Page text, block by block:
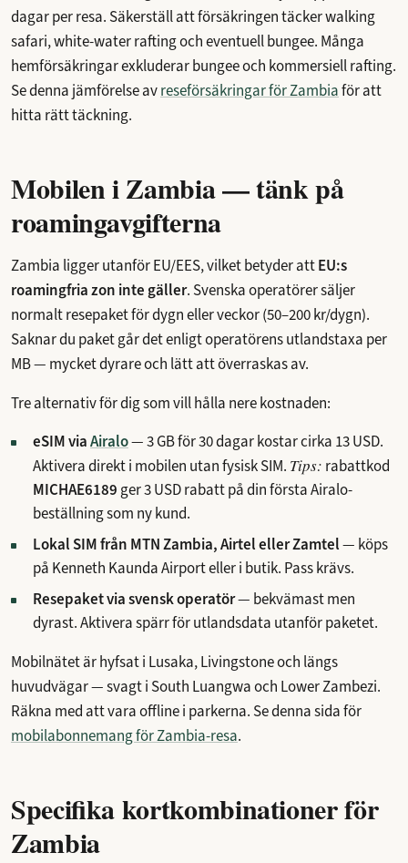
dagar per resa. Säkerställ att försäkringen täcker walking
safari, white-water rafting och eventuell bungee. Många
hemförsäkringar exkluderar bungee och kommersiell rafting.
Se denna jämförelse avreseförsäkringar för Zambiaför att
hitta rätt täckning.
Mobilen i Zambia — tänk på
roamingavgifterna
Zambia ligger utanför EU/EES, vilket betyder attEU:s
roamingfria zon inte gäller. Svenska operatörer säljer
normalt resepaket för dygn eller veckor (50–200 kr/dygn).
Saknar du paket går det enligt operatörens utlandstaxa per
MB — mycket dyrare och lätt att överraskas av.
Tre alternativ för dig som vill hålla nere kostnaden:
eSIM viaAiralo—3 GB för 30 dagar kostar cirka 13 USD.
Aktivera direkt i mobilen utan fysisk SIM. Tips: rabattkod
MICHAE6189 ger 3 USD rabatt på din första Airalo-
beställning som ny kund.
Lokal SIM från MTN Zambia, Airtel eller Zamtel— köps
på Kenneth Kaunda Airport eller i butik. Pass krävs.
Resepaket via svensk operatör— bekvämast men
dyrast. Aktivera spärr för utlandsdata utanför paketet.
Mobilnätet är hyfsat i Lusaka, Livingstone och längs
huvudvägar — svagt i South Luangwa och Lower Zambezi.
Räkna med att vara offline i parkerna. Se denna sida för
mobilabonnemang för Zambia-resa.
Specifika kortkombinationer för
Zambia